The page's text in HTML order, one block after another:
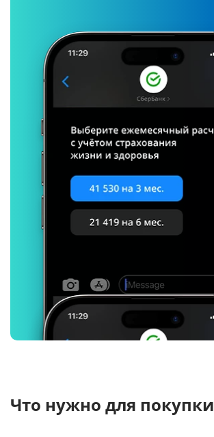
Что нужно для покупки